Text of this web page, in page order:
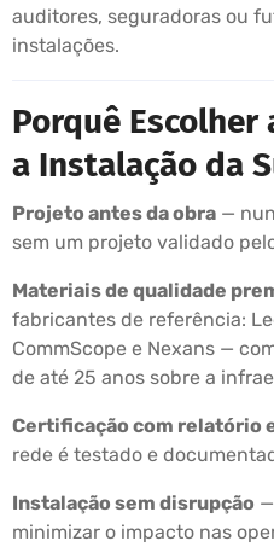
auditores, seguradoras ou
instalações.
Porquê Escolher
a Instalação da
Projeto antes da obra —
sem um projeto validado
Materiais de qualidade
fabricantes de referência:
CommScope e Nexans —
de até 25 anos sobre a
Certificação com relatório
rede é testado e
Instalação sem disrupção
minimizar o impacto nas